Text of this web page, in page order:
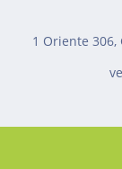
1 Oriente 306,